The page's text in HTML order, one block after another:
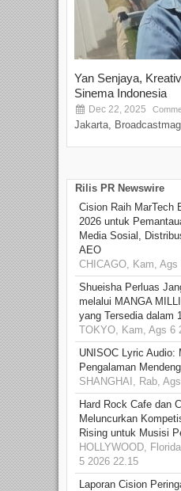
Yan Senjaya,
Sinema Indonesia
Dec 22, 2025
Jakarta,
Rilis PR Newswire
Cision Raih MarTech
2026 untuk
Media Sosial,
AEO
CHICAGO, Kam, Ags
Shueisha Perluas
melalui MANGA
yang Tersedia dalam
TOKYO, Kam, Ags 6
UNISOC Lyric Audio:
Pengalaman
SHANGHAI, Rab,
Hard Rock Cafe dan
Meluncurkan
Rising untuk Musisi
HOLLYWOOD,
5 2026 22.15
Laporan Cision